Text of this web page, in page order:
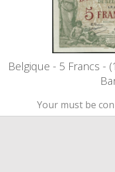
Belgique - 5 Francs -
Your must be